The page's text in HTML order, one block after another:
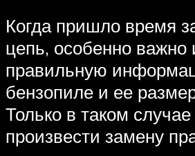
Когда пришло время
цепь, особенно важно
правильную
бензопиле и ее
Только в таком
произвести замену